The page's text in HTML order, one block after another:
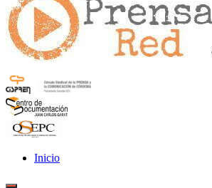
>>prensared>>
LA AGENCIA DE NOTICIAS DEL
Inicio